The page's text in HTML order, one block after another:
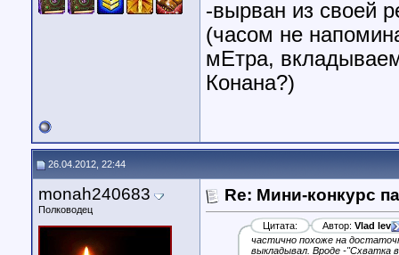
-вырван из своей
(часом не
мЕтра,
Конана?)
26.04.2012, 22:44
monah240683
Полководец
Re: Мини-конкурс
Цитата: Автор: Vlad lev
частично похоже на
выкладывал. Вроде -"Схватка